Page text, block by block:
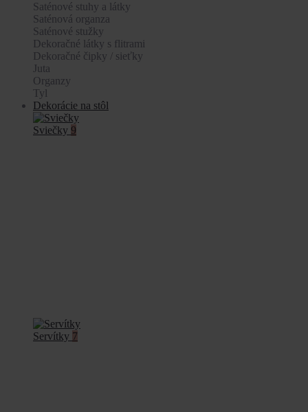
Saténové stuhy a látky
Saténová organza
Saténové stužky
Dekoračné látky s flitrami
Dekoračné čipky / sieťky
Juta
Organzy
Tyl
Dekorácie na stôl
Sviečky 9
Servítky 7